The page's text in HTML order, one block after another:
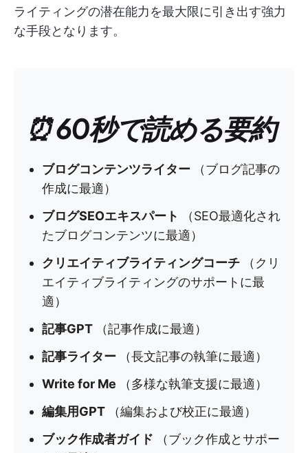
ライティングの潜在能力を最大限に引き出す強力
な手段となります。
⏰ 60秒で読める要約
ブログコンテンツライター
（ブログ記事の
作成に最適）
ブログSEOエキスパート
（SEO最適化され
たブログコンテンツに最適）
クリエイティブライティングコーチ
（クリ
エイティブライティングのサポートに最
適）
記事GPT
（記事作成に最適）
記事ライター
（長文記事の執筆に最適）
Write for Me
（多様な執筆支援に最適）
編集用GPT
（編集および校正に最適）
ブック作成者ガイド
（ブック作成とサポー